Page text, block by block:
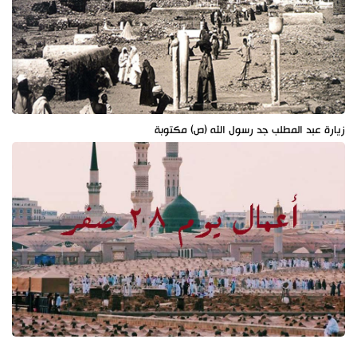
زيارة عبد المطلب جد رسول الله (ص) مكتوبة